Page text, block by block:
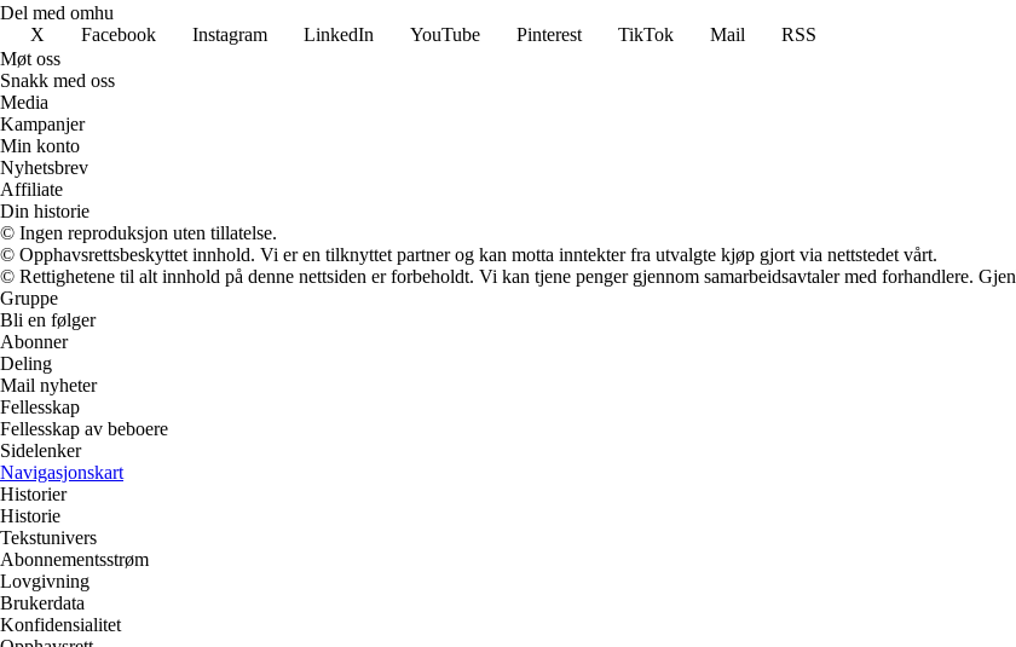
Del med omhu
X
Facebook Instagram LinkedIn YouTube Pinterest TikTok Mail
RSS
Møt oss
Snakk med oss
Media
Kampanjer
Min konto
Nyhetsbrev
Affiliate
Din historie
© Ingen reproduksjon uten tillatelse.
© Opphavsrettsbeskyttet innhold. Vi er en tilknyttet partner og kan motta inntekter fra utvalgte kjøp gjort via nettstedet vårt.
© Rettighetene til alt innhold på denne nettsiden er forbeholdt. Vi kan tjene penger gjennom samarbeidsavtaler med forhandlere.
Gruppe
Bli en følger
Abonner
Deling
Mail nyheter
Fellesskap
Fellesskap av beboere
Sidelenker
Navigasjonskart
Historier
Historie
Tekstunivers
Abonnementsstrøm
Lovgivning
Brukerdata
Konfidensialitet